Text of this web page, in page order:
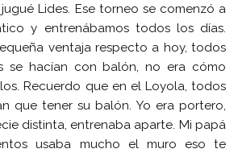
Lides. Ese torneo se comenzó a
y entrenábamos todos los días.
ventaja respecto a hoy, todos
se hacían con balón, no era cómo
Recuerdo que en el Loyola, todos
que tener su balón. Yo era portero,
distinta, entrenaba aparte. Mi papá
usaba mucho el muro eso te